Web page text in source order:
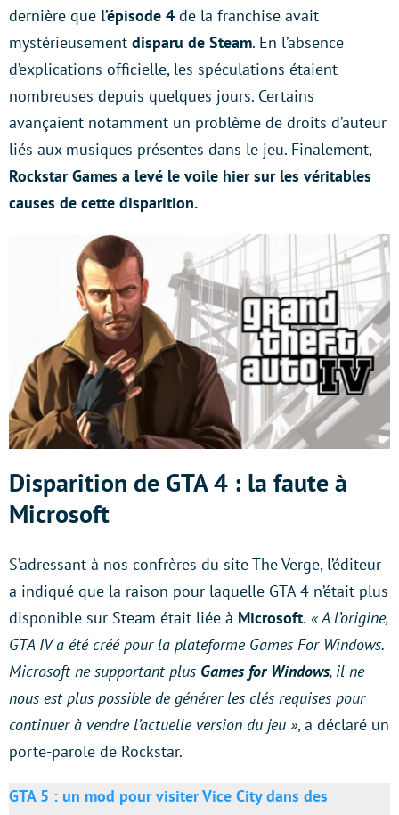
dernière que l’épisode 4 de la franchise avait
mystérieusement disparu de Steam. En l’absence
d’explications officielle, les spéculations étaient
nombreuses depuis quelques jours. Certains
avançaient notamment un problème de droits d’auteur
liés aux musiques présentes dans le jeu. Finalement,
Rockstar Games a levé le voile hier sur les véritables
causes de cette disparition.
Disparition de GTA 4 : la faute à
Microsoft
S’adressant à nos confrères du site The Verge, l’éditeur
a indiqué que la raison pour laquelle GTA 4 n’était plus
disponible sur Steam était liée à Microsoft. « A l’origine,
GTA IV a été créé pour la plateforme Games For Windows.
Microsoft ne supportant plus Games for Windows, il ne
nous est plus possible de générer les clés requises pour
continuer à vendre l’actuelle version du jeu », a déclaré un
porte-parole de Rockstar.
GTA 5 : un mod pour visiter Vice City dans des